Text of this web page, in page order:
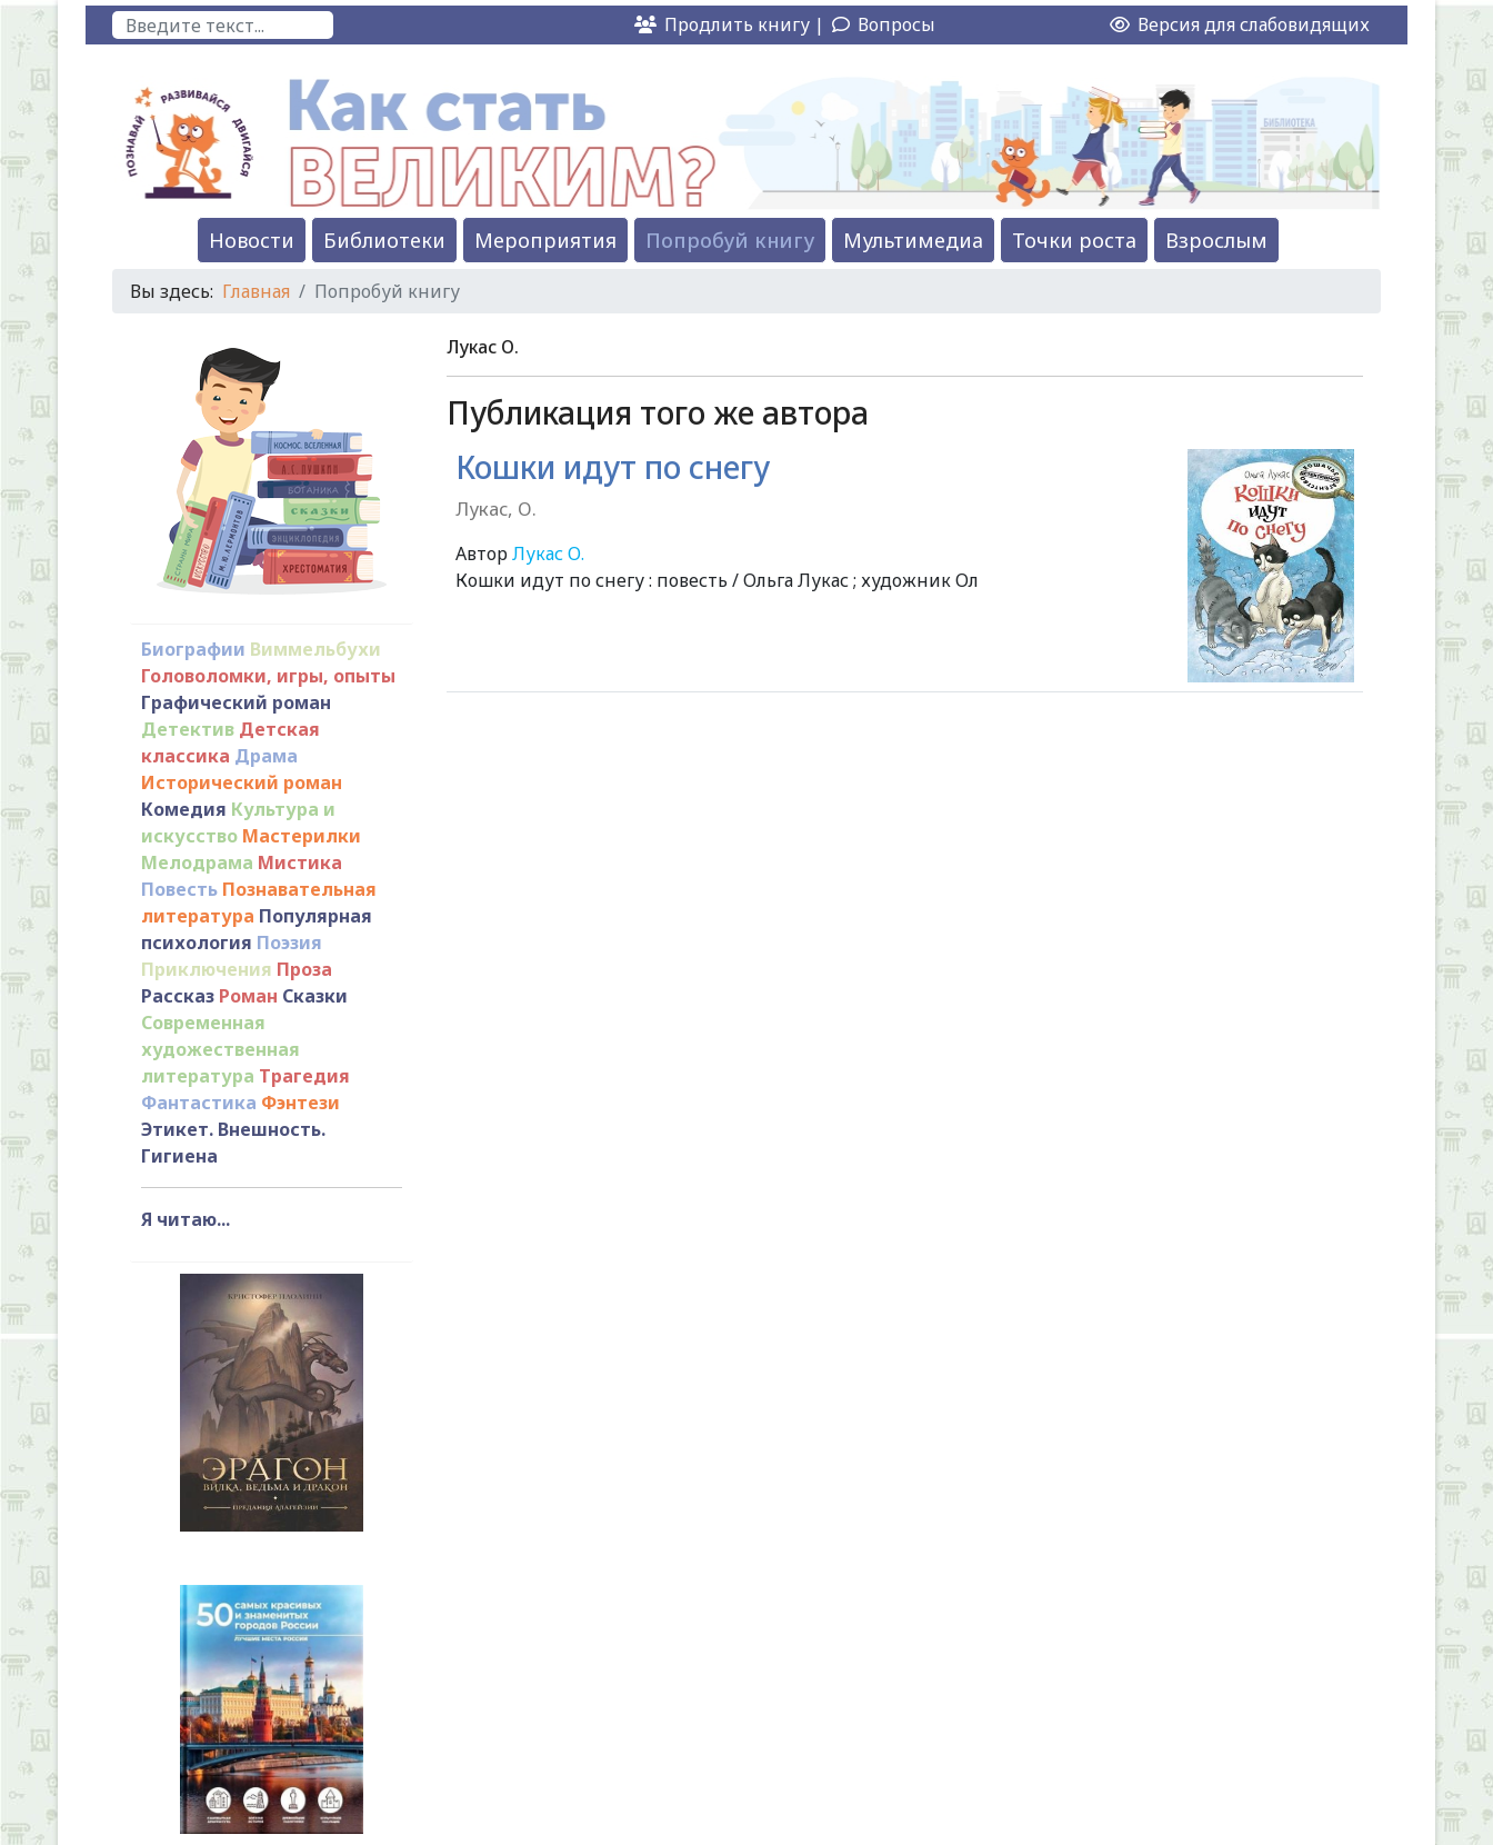
Поиск Продлить книгу | Вопросы Версия для слабовидящих
Новости Библиотеки Мероприятия Попробуй книгу Мультимедиа Точки роста Взрослым
Вы здесь: Главная Попробуй книгу
Биографии Виммельбухи
Головоломки, игры, опыты
Графический роман
Детектив Детская
классика Драма
Исторический роман
Комедия Культура и
искусство Мастерилки
Мелодрама Мистика
Повесть Познавательная
литература Популярная
психология Поэзия
Приключения Проза
Рассказ Роман Сказки
Современная
художественная
литература Трагедия
Фантастика Фэнтези
Этикет. Внешность.
Гигиена
Я читаю...
Лукас О.
Публикация того же автора
Кошки идут по снегу
Лукас, О.
АвторЛукас О.
Кошки идут по снегу : повесть / Ольга Лукас ; художник Ол